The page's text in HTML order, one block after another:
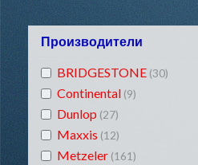
Производители
BRIDGESTONE (30)
Continental (9)
Dunlop (27)
Maxxis (12)
Metzeler (161)